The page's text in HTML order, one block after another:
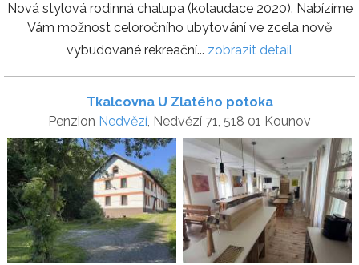
Nová stylová rodinná chalupa (kolaudace 2020). Nabízíme
Vám možnost celoročního ubytování ve zcela nově
vybudované rekreační... zobrazit detail
Tkalcovna U Zlatého potoka
Penzion Nedvězí, Nedvězí 71, 518 01 Kounov